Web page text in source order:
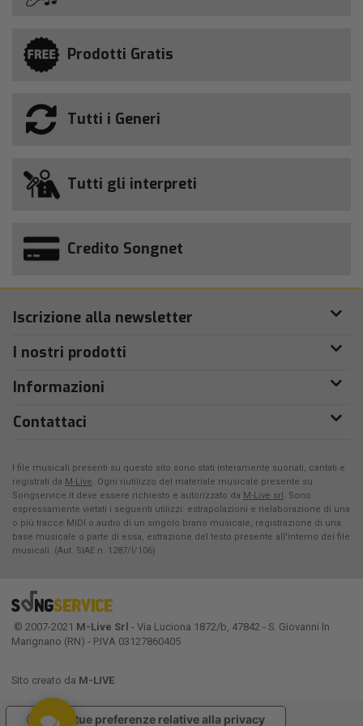
Prodotti Gratis
Tutti i Generi
Tutti gli interpreti
Credito Songnet
Iscrizione alla newsletter
I nostri prodotti
Informazioni
Contattaci
I file musicali presenti su questo sito sono stati interamente suonati, cantati e
registrati da M-Live. Ogni riutilizzo del materiale musicale presente su
Songservice.it deve essere richiesto e autorizzato da M-Live srl. Sono
espressamente vietati i seguenti utilizzi: estrapolazioni e rielaborazione di una
o più tracce MIDI o audio di un singolo brano musicale, registrazione di una
base musicale o parte di essa, estrazione del testo presente all'interno dei file
musicali. (Aut. SIAE n. 1287/I/106)
© 2007-2021 M-Live Srl - Via Luciona 1872/b, 47842 - S. Giovanni In
Marignano (RN) - P.IVA 03127860405
Sito creato da M-LIVE
Le tue preferenze relative alla privacy